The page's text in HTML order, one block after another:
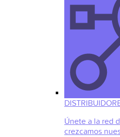
Únete a la red
crezcamos